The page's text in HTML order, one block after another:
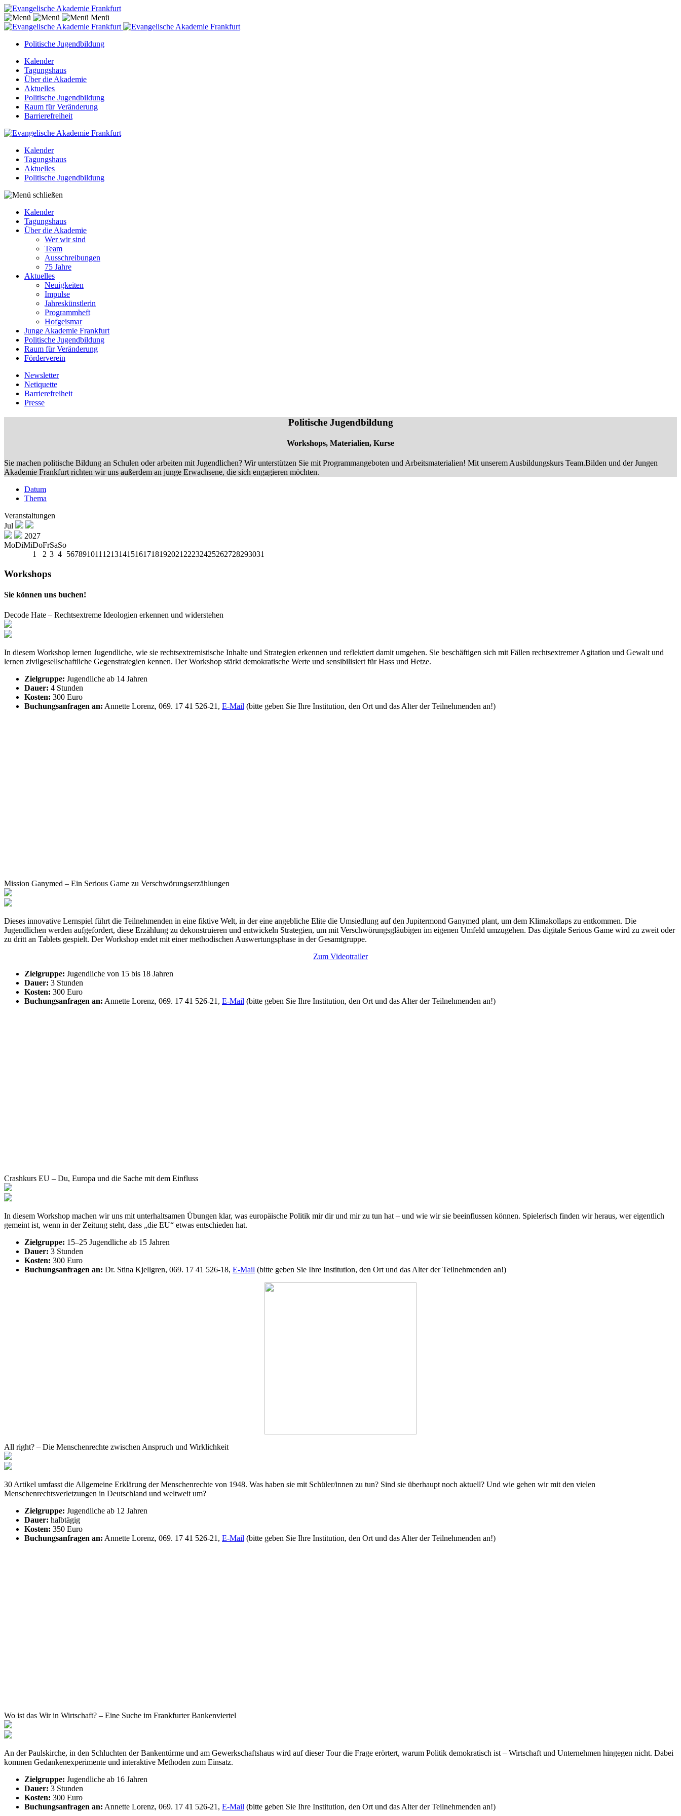
Menü
Politische Jugendbildung
Kalender
Tagungshaus
Über die Akademie
Aktuelles
Politische Jugendbildung
Raum für Veränderung
Barrierefreiheit
Kalender
Tagungshaus
Aktuelles
Politische Jugendbildung
Kalender
Tagungshaus
Über die Akademie
Wer wir sind
Team
Ausschreibungen
75 Jahre
Aktuelles
Neuigkeiten
Impulse
Jahreskünstlerin
Programmheft
Hofgeismar
Junge Akademie Frankfurt
Politische Jugendbildung
Raum für Veränderung
Förderverein
Newsletter
Netiquette
Barrierefreiheit
Presse
Politische Jugendbildung
Workshops, Materialien, Kurse
Sie machen politische Bildung an Schulen oder arbeiten mit Jugendlichen? Wir unterstützen Sie mit Programmangeboten und Arbeitsmaterialien! Mit unserem Ausbildungskurs Team.Bilden und der Jungen
Akademie Frankfurt richten wir uns außerdem an junge Erwachsene, die sich engagieren möchten.
Datum
Thema
Veranstaltungen
Jul
2027
MoDiMiDoFrSaSo
1
2 3 4 567891011 12131415161718192021 22232425262728293031
Workshops
Sie können uns buchen!
Decode Hate – Rechtsextreme Ideologien erkennen und widerstehen
In diesem Workshop lernen Jugendliche, wie sie rechtsextremistische Inhalte und Strategien erkennen und reflektiert damit umgehen. Sie beschäftigen sich mit Fällen rechtsextremer Agitation und Gewalt und
lernen zivilgesellschaftliche Gegenstrategien kennen. Der Workshop stärkt demokratische Werte und sensibilisiert für Hass und Hetze.
Zielgruppe: Jugendliche ab 14 Jahren
Dauer: 4 Stunden
Kosten: 300 Euro
Buchungsanfragen an: Annette Lorenz, 069. 17 41 526-21, E-Mail (bitte geben Sie Ihre Institution, den Ort und das Alter der Teilnehmenden an!)
Mission Ganymed – Ein Serious Game zu Verschwörungserzählungen
Dieses innovative Lernspiel führt die Teilnehmenden in eine fiktive Welt, in der eine angebliche Elite die Umsiedlung auf den Jupitermond Ganymed plant, um dem Klimakollaps zu entkommen. Die
Jugendlichen werden aufgefordert, diese Erzählung zu dekonstruieren und entwickeln Strategien, um mit Verschwörungsgläubigen im eigenen Umfeld umzugehen. Das digitale Serious Game wird zu zweit oder
zu dritt an Tablets gespielt. Der Workshop endet mit einer methodischen Auswertungsphase in der Gesamtgruppe.
Zum Videotrailer
Zielgruppe: Jugendliche von 15 bis 18 Jahren
Dauer: 3 Stunden
Kosten: 300 Euro
Buchungsanfragen an: Annette Lorenz, 069. 17 41 526-21, E-Mail (bitte geben Sie Ihre Institution, den Ort und das Alter der Teilnehmenden an!)
Crashkurs EU – Du, Europa und die Sache mit dem Einfluss
In diesem Workshop machen wir uns mit unterhaltsamen Übungen klar, was europäische Politik mir dir und mir zu tun hat – und wie wir sie beeinflussen können. Spielerisch finden wir heraus, wer eigentlich
gemeint ist, wenn in der Zeitung steht, dass „die EU“ etwas entschieden hat.
Zielgruppe: 15–25 Jugendliche ab 15 Jahren
Dauer: 3 Stunden
Kosten: 300 Euro
Buchungsanfragen an: Dr. Stina Kjellgren, 069. 17 41 526-18, E-Mail (bitte geben Sie Ihre Institution, den Ort und das Alter der Teilnehmenden an!)
All right? – Die Menschenrechte zwischen Anspruch und Wirklichkeit
30 Artikel umfasst die Allgemeine Erklärung der Menschenrechte von 1948. Was haben sie mit Schüler/innen zu tun? Sind sie überhaupt noch aktuell? Und wie gehen wir mit den vielen
Menschenrechtsverletzungen in Deutschland und weltweit um?
Zielgruppe: Jugendliche ab 12 Jahren
Dauer: halbtägig
Kosten: 350 Euro
Buchungsanfragen an: Annette Lorenz, 069. 17 41 526-21, E-Mail (bitte geben Sie Ihre Institution, den Ort und das Alter der Teilnehmenden an!)
Wo ist das Wir in Wirtschaft? – Eine Suche im Frankfurter Bankenviertel
An der Paulskirche, in den Schluchten der Bankentürme und am Gewerkschaftshaus wird auf dieser Tour die Frage erörtert, warum Politik demokratisch ist – Wirtschaft und Unternehmen hingegen nicht. Dabei
kommen Gedankenexperimente und interaktive Methoden zum Einsatz.
Zielgruppe: Jugendliche ab 16 Jahren
Dauer: 3 Stunden
Kosten: 300 Euro
Buchungsanfragen an: Annette Lorenz, 069. 17 41 526-21, E-Mail (bitte geben Sie Ihre Institution, den Ort und das Alter der Teilnehmenden an!)